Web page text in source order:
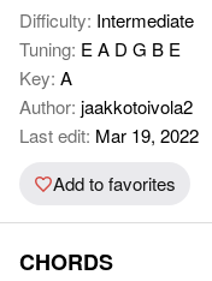
Difficulty: Intermediate
Tuning: E A D G B E
Key: A
Author: jaakkotoivola2
Last edit: Mar 19, 2022
Add to favorites
CHORDS